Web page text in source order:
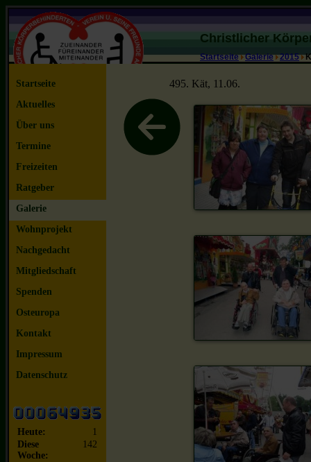
Christlicher
Startseite Galerie 2015
Startseite
Aktuelles
Über uns
Termine
Freizeiten
Ratgeber
Galerie
Wohnprojekt
Nachgedacht
Mitgliedschaft
Spenden
Osteuropa
Kontakt
Impressum
Datenschutz
Heute:
1
Diese
Woche:
142
495. Kät, 11.06.